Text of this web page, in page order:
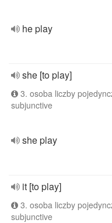
he play
she [to play]
3. osoba liczby
subjunctive
she play
it [to play]
3. osoba liczby
subjunctive